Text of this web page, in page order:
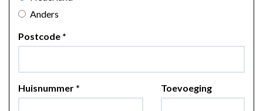
Anders
Postcode *
Huisnummer * Toevoeging